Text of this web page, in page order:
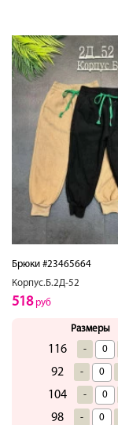
Брюки #23465664
Корпус.Б.2Д-52
518руб
Размеры
116 -
92 -
104 -
98 -